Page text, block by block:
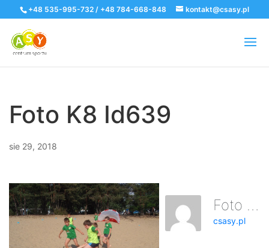
+48 535-995-732 / +48 784-668-848 kontakt@csasy.pl
Foto K8 Id639
sie 29, 2018
Foto K8 Id639
csasy.pl